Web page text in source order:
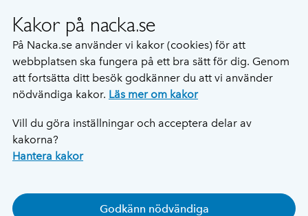
Kakor på nacka.se
På Nacka.se använder vi kakor (cookies) för att
webbplatsen ska fungera på ett bra sätt för dig. Genom
att fortsätta ditt besök godkänner du att vi använder
nödvändiga kakor. Läs mer om kakor
Vill du göra inställningar och acceptera delar av
kakorna?
Hantera kakor
Godkänn nödvändiga